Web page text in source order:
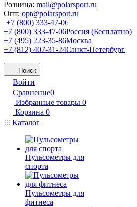
Розница: mail@polarsport.ru
Опт: opt@polarsport.ru
+7 (800) 333-47-06
+7 (800) 333-47-06Россия (Бесплатно)
+7 (495) 223-35-86Москва
+7 (812) 407-31-24Санкт-Петербург
Поиск
Войти
Сравнение0
Избранные товары 0
Корзина 0
Каталог
Пульсометры для
спорта
Пульсометры для
фитнеса